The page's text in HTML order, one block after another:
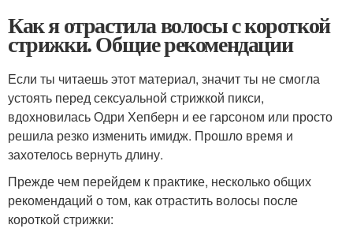
Как я отрастила волосы с короткой
стрижки. Общие рекомендации
Если ты читаешь этот материал, значит ты не смогла
устоять перед сексуальной стрижкой пикси,
вдохновилась Одри Хепберн и ее гарсоном или просто
решила резко изменить имидж. Прошло время и
захотелось вернуть длину.
Прежде чем перейдем к практике, несколько общих
рекомендаций о том, как отрастить волосы после
короткой стрижки: